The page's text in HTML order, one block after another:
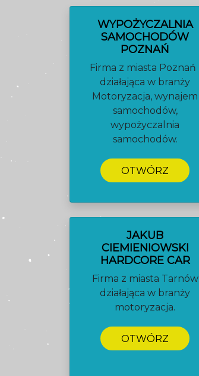
WYPOŻYCZALNIA
SAMOCHODÓW
POZNAŃ
Firma z miasta Poznań
działająca w branży
Motoryzacja, wynajem
samochodów,
wypożyczalnia
samochodów.
OTWÓRZ
JAKUB
CIEMIENIOWSKI
HARDCORE CAR
Firma z miasta Tarnów
działająca w branży
motoryzacja.
OTWÓRZ